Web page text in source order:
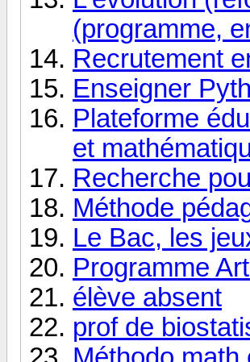
(programme,
Recrutement
Enseigner
Plateforme
et
Recherche
Méthode
Le Bac, les
Programme
élève absent
prof de